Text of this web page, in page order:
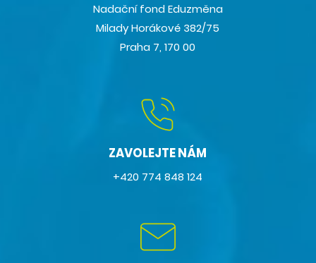
Nadační fond Eduzměna
Milady Horákové 382/75
Praha 7, 170 00
ZAVOLEJTE NÁM
+420 774 848 124